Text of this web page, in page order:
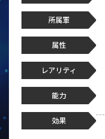
所属軍
属性
レアリティ
能力
効果